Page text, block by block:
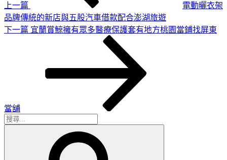
上一篇
電動曬衣架
品牌傳統的新店與五股汽車借款配合澎湖旅遊
下
下一篇 宜蘭賞鯨擁有眾多醫療保護套有地方桃園當鋪找屏東
當舖
搜